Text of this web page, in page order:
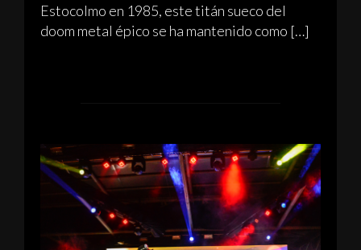
Estocolmo en 1985, este titán sueco del
doom metal épico se ha mantenido como […]